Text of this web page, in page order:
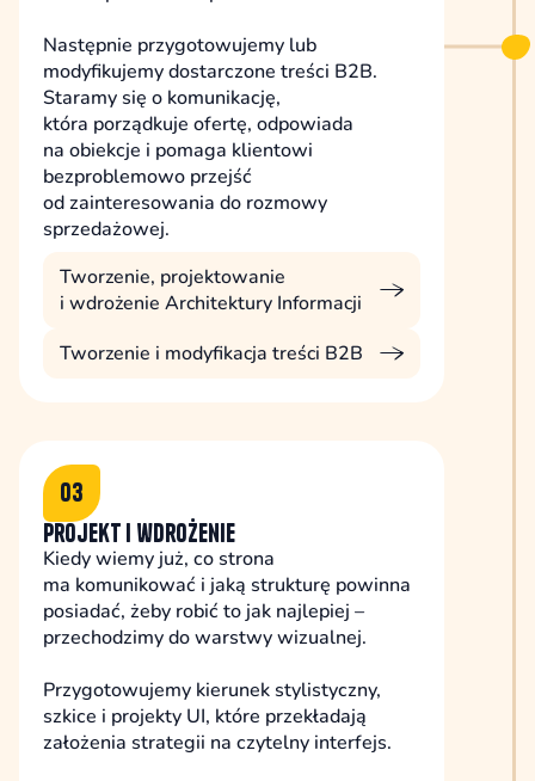
03
Projekt i wdrożenie
Kiedy wiemy już, co strona
ma komunikować i jaką strukturę powinna
posiadać, żeby robić to jak najlepiej –
przechodzimy do warstwy wizualnej.
Przygotowujemy kierunek stylistyczny,
szkice i projekty UI, które przekładają
założenia strategii na czytelny interfejs.
Następnie przygotowujemy lub
modyfikujemy dostarczone treści B2B.
Staramy się o komunikację,
która porządkuje ofertę, odpowiada
na obiekcje i pomaga klientowi
bezproblemowo przejść
od zainteresowania do rozmowy
sprzedażowej.
Tworzenie, projektowanie
i wdrożenie Architektury Informacji
Tworzenie i modyfikacja treści B2B